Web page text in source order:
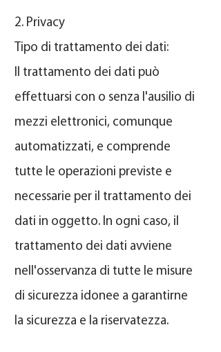
2. Privacy ​
Tipo di trattamento dei dati:
Il trattamento dei dati può
effettuarsi con o senza l'ausilio di
mezzi elettronici, comunque
automatizzati, e comprende
tutte le operazioni previste e
necessarie per il trattamento dei
dati in oggetto. In ogni caso, il
trattamento dei dati avviene
nell'osservanza di tutte le misure
di sicurezza idonee a garantirne
la sicurezza e la riservatezza.